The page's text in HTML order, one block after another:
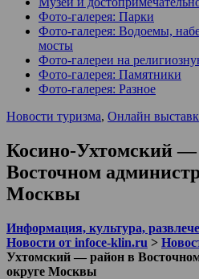
Фото-галерея: Парки
Фото-галерея: Водоемы,
мосты
Фото-галереи на
Фото-галерея: Памятники
Фото-галерея: Разное
Новости туризма, Онлайн
Косино-Ухтомский —
Восточном
Москвы
Информация, культура,
Новости от infoce-klin.ru >
Ухтомский — район в
округе Москвы